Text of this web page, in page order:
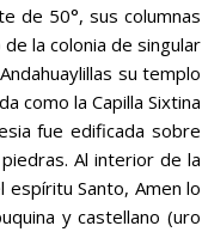
de 50°, sus columnas
la colonia de singular
su templo
como la Capilla Sixtina
fue edificada sobre
Al interior de la
Santo, Amen lo
y castellano (uro